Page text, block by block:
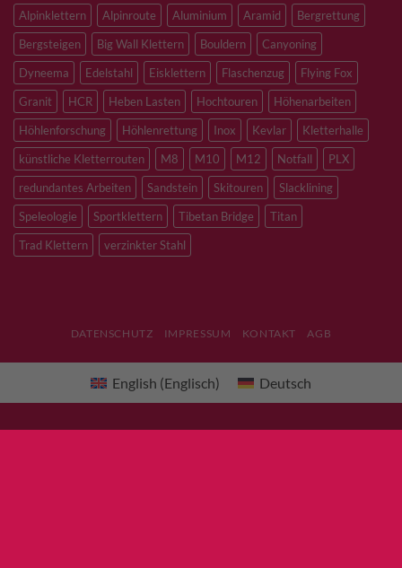
Alpinklettern
Alpinroute Aluminium Aramid
Bergrettung
Bergsteigen
Big Wall Klettern Bouldern
Canyoning
Dyneema
Edelstahl Eisklettern Flaschenzug
Flying Fox
Granit
HCR Heben Lasten Hochtouren
Höhenarbeiten
Höhlenforschung
Höhlenrettung Inox Kevlar
Kletterhalle
künstliche Kletterrouten
M8 M10 M12 Notfall
PLX
redundantes Arbeiten
Sandstein Skitouren
Slacklining
Speleologie
Sportklettern Tibetan Bridge
Titan
Trad Klettern
verzinkter Stahl
DATENSCHUTZ IMPRESSUM KONTAKT AGB
English (Englisch) Deutsch